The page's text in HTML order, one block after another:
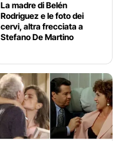
La madre di Belén
Rodriguez e le foto dei
cervi, altra frecciata a
Stefano De Martino